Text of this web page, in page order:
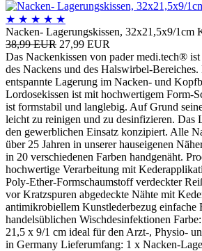
★ ★ ★ ★ ★
Nacken- Lagerungskissen, 32x21,5x9/1cm
38,99 EUR 27,99 EUR
Das Nackenkissen von pader medi.tech®
des Nackens und des Halswirbel-
entspannte Lagerung im Nacken- und
Lordosekissen ist mit hochwertigem Form-
ist formstabil und langlebig. Auf Grund
leicht zu reinigen und zu desinfizieren. Das
den gewerblichen Einsatz konzipiert. Alle
über 25 Jahren in unserer hauseigenen
in 20 verschiedenen Farben handgenäht.
hochwertige Verarbeitung mit
Poly-Ether-Formschaumstoff verdeckter
vor Kratzspuren abgedeckte Nähte mit
antimikrobiellem Kunstlederbezug einfache
handelsüblichen Wischdesinfektionen
21,5 x 9/1 cm ideal für den Arzt-, Physio-
in Germany Lieferumfang: 1 x Nacken-